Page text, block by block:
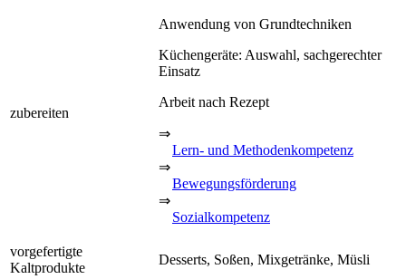
zubereiten
Anwendung von Grundtechniken
Küchengeräte: Auswahl, sachgerechter
Einsatz
Arbeit nach Rezept
⇒
Lern- und Methodenkompetenz
⇒
Bewegungsförderung
⇒
Sozialkompetenz
vorgefertigte
Kaltprodukte
Desserts, Soßen, Mixgetränke, Müsli